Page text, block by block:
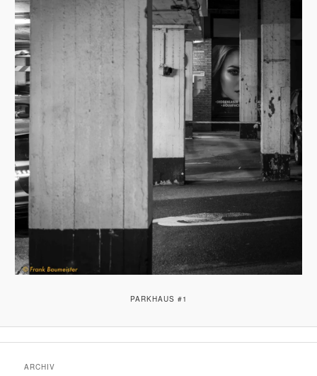
PARKHAUS #1
ARCHIV